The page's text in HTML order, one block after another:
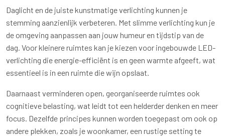
Daglicht en de juiste kunstmatige verlichting kunnen je
stemming aanzienlijk verbeteren. Met slimme verlichting kun je
de omgeving aanpassen aan jouw humeur en tijdstip van de
dag. Voor kleinere ruimtes kan je kiezen voor ingebouwde LED-
verlichting die energie-efficiënt is en geen warmte afgeeft, wat
essentieel is in een ruimte die wijn opslaat.
Daarnaast verminderen open, georganiseerde ruimtes ook
cognitieve belasting, wat leidt tot een helderder denken en meer
focus. Dezelfde principes kunnen worden toegepast om ook op
andere plekken, zoals je woonkamer, een rustige setting te